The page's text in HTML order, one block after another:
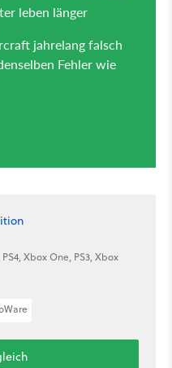
PS4, Xbox One, PS3, Xbox